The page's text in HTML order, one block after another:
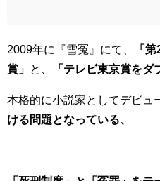
2009年に 『雪冤』にて、
「
賞」
と、 「テレビ東京賞をダ
本格的に小説家としてデビュ
ける問題となっている、